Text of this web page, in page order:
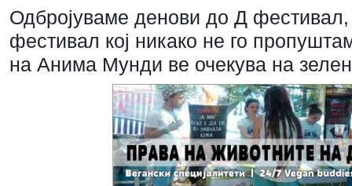
Одбројуваме денови до Д
фестивал кој никако не го
на Анима Мунди ве очекува на